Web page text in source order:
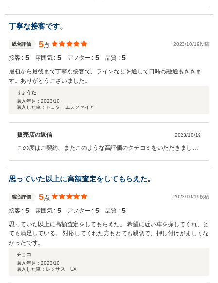
だけるような車両を多数掲載させていただいております。 また今後の
メンテナンスや、 次回お車をお買い求めになる際もぜひお手伝いさせ
て頂ければ幸いです。 何卒宜しくお願い致します。
丁寧な接客です。
総合評価 5点 2023/10/19投稿
接客 : 5 雰囲気 : 5 アフター : 5 品質 : 5
最初から最後まで丁寧な接客で、ラインなどを通して日時の融通もききま
す。ありがとうございました。
りょうた
購入年月： 2023/10
購入した車：トヨタ エスクァイア
販売店の返信 2023/10/19
この度はご契約、またこのような高評価のクチコミをいただきまして
フと連絡が取りやすいよう努力をしております。 次回お車をお買い求
めになる際もぜひお手伝いさせて頂ければ幸いです。 何卒宜しくお願
思っていた以上に高額査定をしてもらえた。
総合評価 5点 2023/10/19投稿
接客 : 5 雰囲気 : 5 アフター : 5 品質 : 5
思っていた以上に高額査定をしてもらえた。 希望に近い車を探してくれ、と
ても満足している。 対応してくれた方もとても親切で、押し付けがましくな
かったです。
チョコ
購入年月： 2023/10
購入した車：レクサス UX